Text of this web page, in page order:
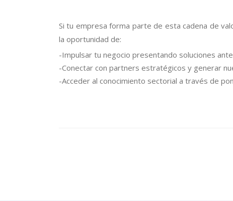
Si tu empresa forma parte de esta cadena de
la oportunidad de:
-Impulsar tu negocio presentando soluciones
-Conectar con partners estratégicos y generar
-Acceder al conocimiento sectorial a través de